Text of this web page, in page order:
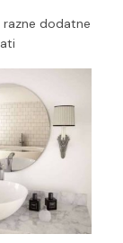
razne dodatne